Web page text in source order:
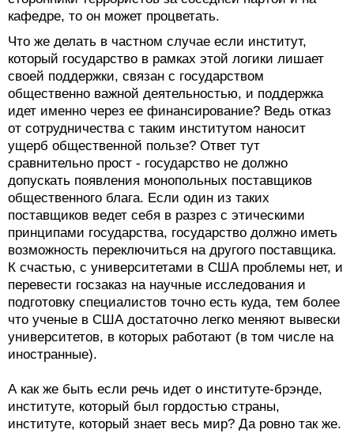
кафедре, то он может процветать.
Что же делать в частном случае если институт,
который государство в рамках этой логики лишает
своей поддержки, связан с государством
общественно важной деятельностью, и поддержка
идет именно через ее финансирование? Ведь отказ
от сотрудничества с таким институтом наносит
ущерб общественной пользе? Ответ тут
сравнительно прост - государство не должно
допускать появления монопольных поставщиков
общественного блага. Если один из таких
поставщиков ведет себя в разрез с этическими
принципами государства, государство должно иметь
возможность переключиться на другого поставщика.
К счастью, с университетами в США проблемы нет, и
перевести госзаказ на научные исследования и
подготовку специалистов точно есть куда, тем более
что ученые в США достаточно легко меняют вывески
университетов, в которых работают (в том числе на
иностранные).
А как же быть если речь идет о институте-брэнде,
институте, который был гордостью страны,
институте, который знает весь мир? Да ровно так же.